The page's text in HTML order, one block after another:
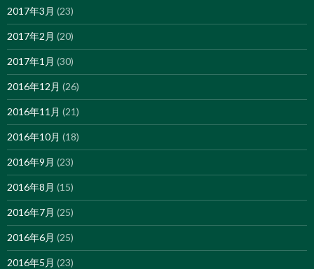
2017年3月 (23)
2017年2月 (20)
2017年1月 (30)
2016年12月 (26)
2016年11月 (21)
2016年10月 (18)
2016年9月 (23)
2016年8月 (15)
2016年7月 (25)
2016年6月 (25)
2016年5月 (23)